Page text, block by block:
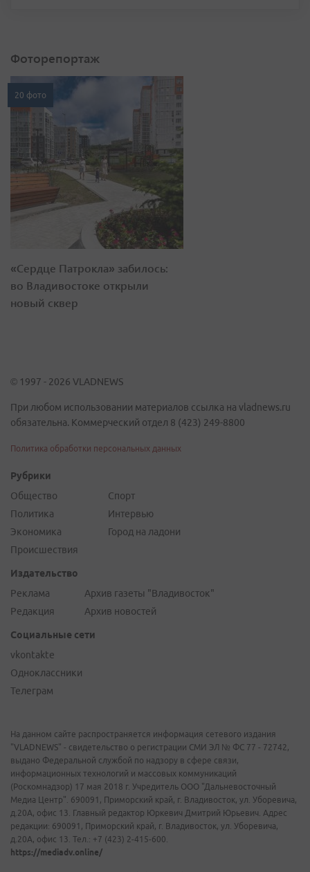
Фоторепортаж
20 фото
«Сердце Патрокла» забилось:
во Владивостоке открыли
новый сквер
© 1997 - 2026 VLADNEWS
При любом использовании материалов ссылка на vladnews.ru
обязательна. Коммерческий отдел 8 (423) 249-8800
Политика обработки персональных данных
Рубрики
Общество
Политика
Экономика
Происшествия
Спорт
Интервью
Город на ладони
Издательство
Реклама
Редакция
Архив газеты "Владивосток"
Архив новостей
Социальные сети
vkontakte
Одноклассники
Телеграм
На данном сайте распространяется информация сетевого издания
"VLADNEWS" - свидетельство о регистрации СМИ ЭЛ № ФС 77 - 72742,
выдано Федеральной службой по надзору в сфере связи,
информационных технологий и массовых коммуникаций
(Роскомнадзор) 17 мая 2018 г. Учредитель ООО "Дальневосточный
Медиа Центр". 690091, Приморский край, г. Владивосток, ул. Уборевича,
д.20А, офис 13. Главный редактор Юркевич Дмитрий Юрьевич. Адрес
редакции: 690091, Приморский край, г. Владивосток, ул. Уборевича,
д.20А, офис 13. Тел.: +7 (423) 2-415-600.
https://mediadv.online/